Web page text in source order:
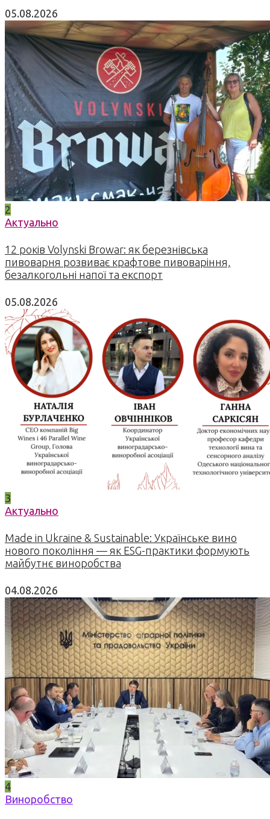
05.08.2026
2
Актуально
12 років Volynski Browar: як березнівська
пивоварня розвиває крафтове пивоваріння,
безалкогольні напої та експорт
05.08.2026
3
Актуально
Made in Ukraine & Sustainable: Українське вино
нового покоління — як ESG-практики формують
майбутнє виноробства
04.08.2026
4
Виноробство